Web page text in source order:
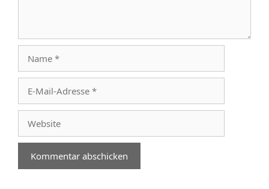
Mail-
Adresse